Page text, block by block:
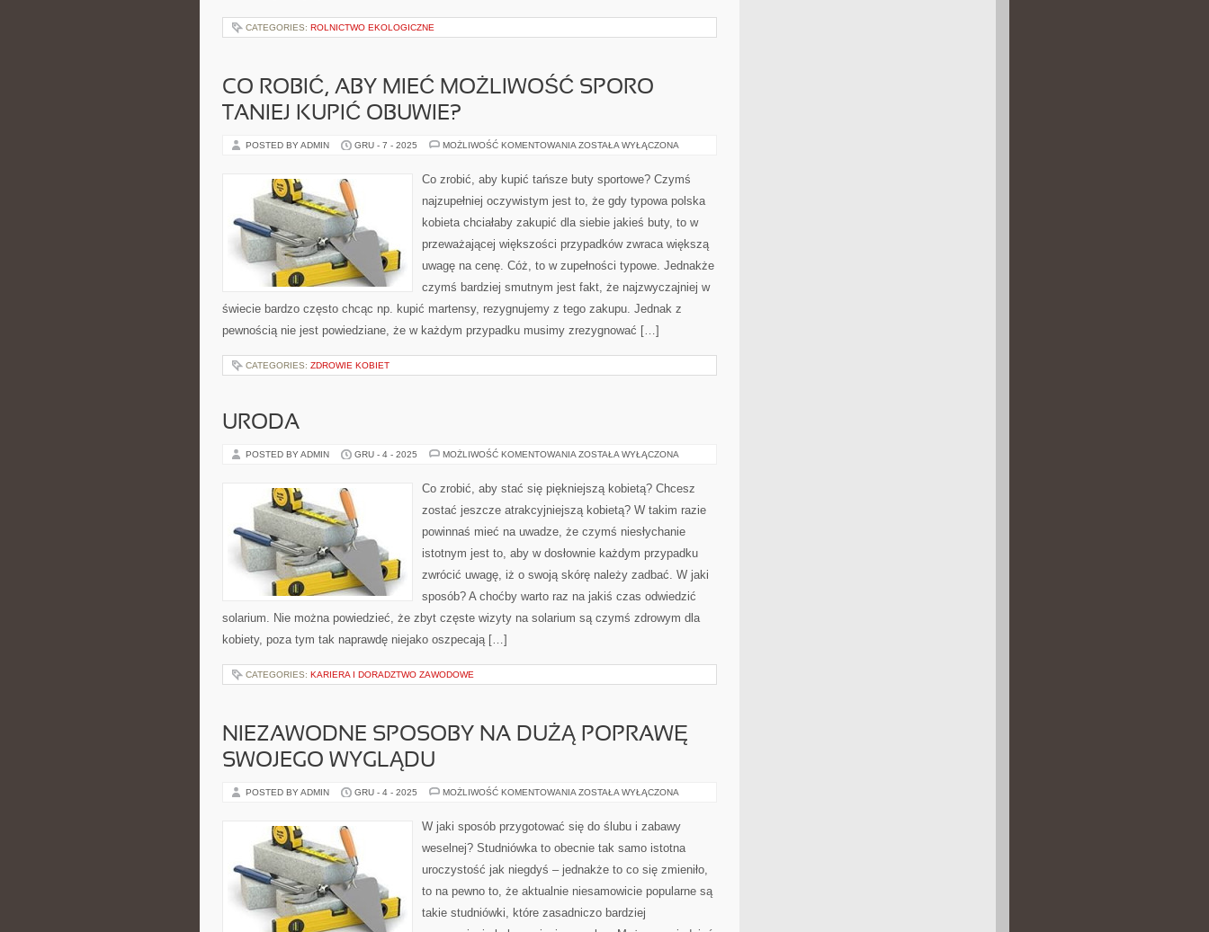
CATEGORIES: ROLNICTWO EKOLOGICZNE
CO ROBIĆ, ABY MIEĆ MOŻLIWOŚĆ SPORO
TANIEJ KUPIĆ OBUWIE?
POSTED BY ADMIN GRU - 7 - 2025 MOŻLIWOŚĆ KOMENTOWANIA CO
MIEĆ
MOŻLIWOŚĆ
TANIEJ
OBUWIE?
ZOSTAŁA WYŁĄCZONA
Co zrobić, aby kupić tańsze buty sportowe? Czymś
najzupełniej oczywistym jest to, że gdy typowa polska
kobieta chciałaby zakupić dla siebie jakieś buty, to w
przeważającej większości przypadków zwraca większą
uwagę na cenę. Cóż, to w zupełności typowe. Jednakże
czymś bardziej smutnym jest fakt, że najzwyczajniej w
świecie bardzo często chcąc np. kupić martensy, rezygnujemy z tego zakupu. Jednak z
pewnością nie jest powiedziane, że w każdym przypadku musimy zrezygnować […]
CATEGORIES: ZDROWIE KOBIET
URODA
POSTED BY ADMIN GRU - 4 - 2025 MOŻLIWOŚĆ KOMENTOWANIA URODA
ZOSTAŁA WYŁĄCZONA
Co zrobić, aby stać się piękniejszą kobietą? Chcesz
zostać jeszcze atrakcyjniejszą kobietą? W takim razie
powinnaś mieć na uwadze, że czymś niesłychanie
istotnym jest to, aby w dosłownie każdym przypadku
zwrócić uwagę, iż o swoją skórę należy zadbać. W jaki
sposób? A choćby warto raz na jakiś czas odwiedzić
solarium. Nie można powiedzieć, że zbyt częste wizyty na solarium są czymś zdrowym dla
kobiety, poza tym tak naprawdę niejako oszpecają […]
CATEGORIES: KARIERA I DORADZTWO ZAWODOWE
NIEZAWODNE SPOSOBY NA DUŻĄ POPRAWĘ
SWOJEGO WYGLĄDU
POSTED BY ADMIN GRU - 4 - 2025 MOŻLIWOŚĆ KOMENTOWANIA NIEZAWODNE
DUŻĄ
POPRAWĘ
WYGLĄDU
ZOSTAŁA WYŁĄCZONA
W jaki sposób przygotować się do ślubu i zabawy
weselnej? Studniówka to obecnie tak samo istotna
uroczystość jak niegdyś – jednakże to co się zmieniło,
to na pewno to, że aktualnie niesamowicie popularne są
takie studniówki, które zasadniczo bardziej